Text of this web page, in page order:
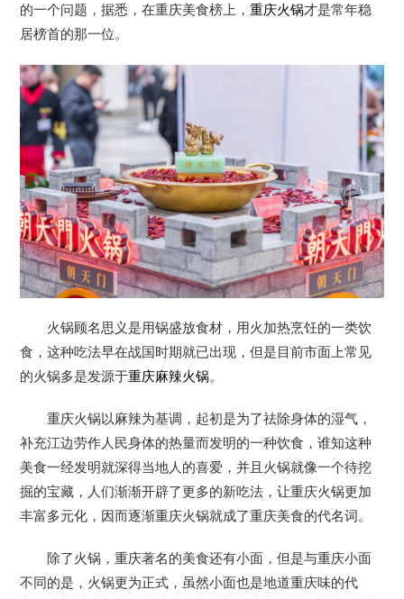
的一个问题，据悉，在重庆美食榜上，重庆火锅才是常年稳
居榜首的那一位。
火锅顾名思义是用锅盛放食材，用火加热烹饪的一类饮
食，这种吃法早在战国时期就已出现，但是目前市面上常见
的火锅多是发源于重庆麻辣火锅。
重庆火锅以麻辣为基调，起初是为了祛除身体的湿气，
补充江边劳作人民身体的热量而发明的一种饮食，谁知这种
美食一经发明就深得当地人的喜爱，并且火锅就像一个待挖
掘的宝藏，人们渐渐开辟了更多的新吃法，让重庆火锅更加
丰富多元化，因而逐渐重庆火锅就成了重庆美食的代名词。
除了火锅，重庆著名的美食还有小面，但是与重庆小面
不同的是，火锅更为正式，虽然小面也是地道重庆味的代